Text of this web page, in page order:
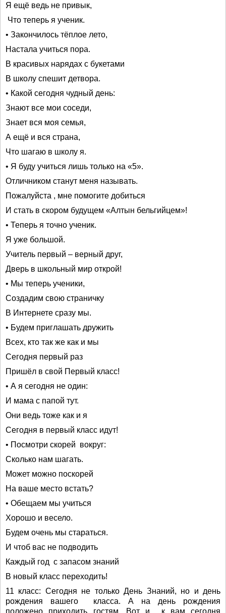
Я ещё ведь не привык,
Что теперь я ученик.
• Закончилось тёплое лето,
Настала учиться пора.
В красивых нарядах с букетами
В школу спешит детвора.
• Какой сегодня чудный день:
Знают все мои соседи,
Знает вся моя семья,
А ещё и вся страна,
Что шагаю в школу я.
• Я буду учиться лишь только на «5».
Отличником станут меня называть.
Пожалуйста , мне помогите добиться
И стать в скором будущем «Алтын бельгийцем»!
• Теперь я точно ученик.
Я уже большой.
Учитель первый – верный друг,
Дверь в школьный мир открой!
• Мы теперь ученики,
Создадим свою страничку
В Интернете сразу мы.
• Будем приглашать дружить
Всех, кто так же как и мы
Сегодня первый раз
Пришёл в свой Первый класс!
• А я сегодня не один:
И мама с папой тут.
Они ведь тоже как и я
Сегодня в первый класс идут!
• Посмотри скорей вокруг:
Сколько нам шагать.
Может можно поскорей
На ваше место встать?
• Обещаем мы учиться
Хорошо и весело.
Будем очень мы стараться.
И чтоб вас не подводить
Каждый год с запасом знаний
В новый класс переходить!
11 класс: Сегодня не только День Знаний, но и день
рождения вашего класса. А на день рождения
положено приходить гостям. Вот и к вам сегодня